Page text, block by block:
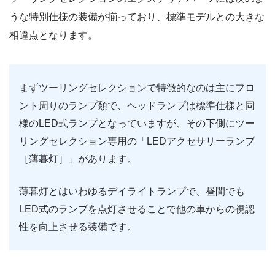
うな特別仕様の装備が揃っており、標準モデルとの大きな
相違点となります。
まずツーリングセレクションで特徴的なのは主にフロ
ント周りのランプ類で、ヘッドランプは標準仕様と同
様のLED式ランプとなっていますが、その下側にツー
リングセレクション専用の「LEDアクセサリーランプ
［薄暮灯］」があります。
薄暮灯とはいわゆるデイライトランプで、昼間でも
LED式のランプを点灯させることで他の車からの視認
性を向上させる装備です。